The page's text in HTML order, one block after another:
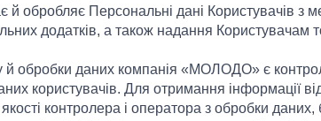
обробляє Персональні дані Користувачів з
додатків, а також надання Користувачам
й обробки даних компанія «МОЛОДО» є
користувачів. Для отримання інформації
контролера і оператора з обробки даних,